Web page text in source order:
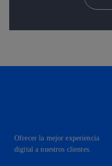
Ofrecer la mejor experiencia
digital a nuestros clientes.